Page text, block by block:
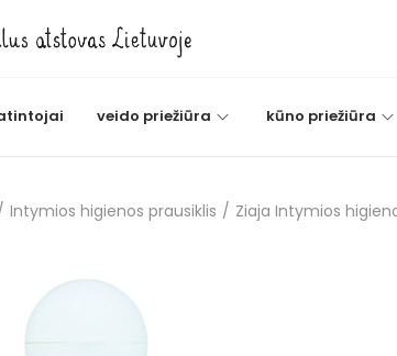
veido priežiūra kūno priežiūra
Intymios higienos prausiklis / Ziaja Intymios